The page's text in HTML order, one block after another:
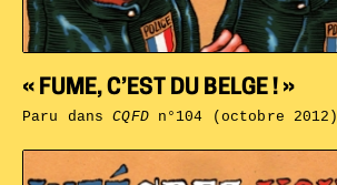
« FUME, C’EST DU BELGE ! »
Paru dansCQFDn°104 (octobre 2012)